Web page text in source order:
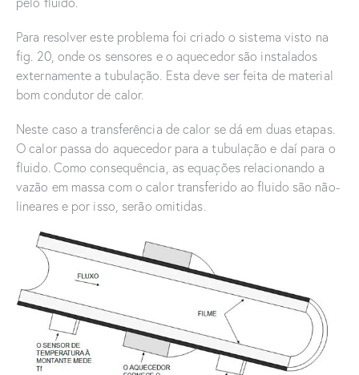
Para resolver este problema foi criado o sistema visto na
fig. 20, onde os sensores e o aquecedor são instalados
externamente a tubulação. Esta deve ser feita de material
bom condutor de calor.
Neste caso a transferência de calor se dá em duas etapas.
O calor passa do aquecedor para a tubulação e daí para o
fluido. Como consequência, as equações relacionando a
vazão em massa com o calor transferido ao fluido são não-
lineares e por isso, serão omitidas.